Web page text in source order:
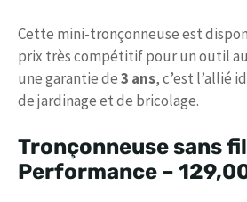
Cette mini-tronçonneuse est
prix très compétitif pour un outil
une garantie de3 ans, c’est l’allié
de jardinage et de bricolage.
Tronçonneuse sans
Performance –